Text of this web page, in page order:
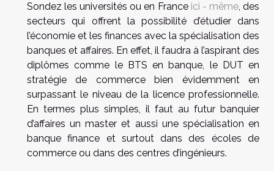
Sondez les universités ou en France ici - même, des
secteurs qui offrent la possibilité d’étudier dans
l’économie et les finances avec la spécialisation des
banques et affaires. En effet, il faudra à l’aspirant des
diplômes comme le BTS en banque, le DUT en
stratégie de commerce bien évidemment en
surpassant le niveau de la licence professionnelle.
En termes plus simples, il faut au futur banquier
d’affaires un master et aussi une spécialisation en
banque finance et surtout dans des écoles de
commerce ou dans des centres d’ingénieurs.